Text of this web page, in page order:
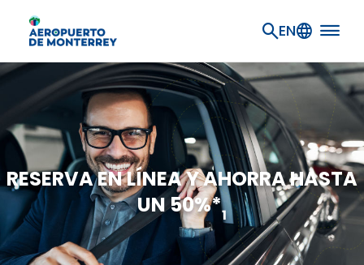
EN
RESERVA EN LÍNEA Y AHORRA HASTA
UN 50%*1